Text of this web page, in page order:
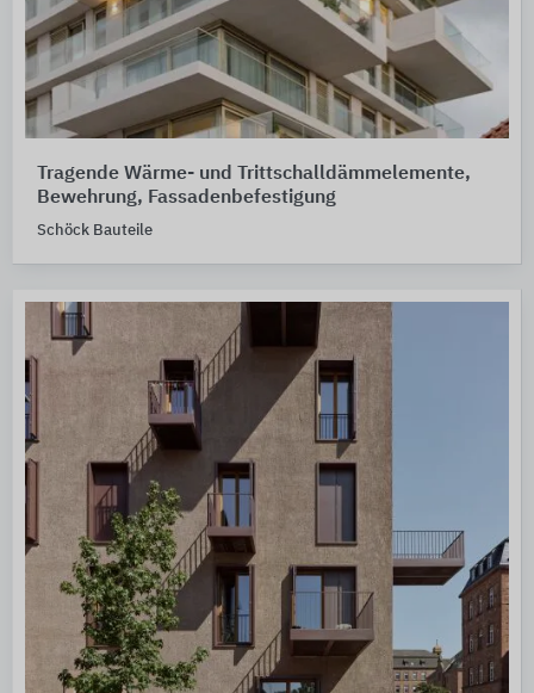
Tragende Wärme- und Trittschalldämmelemente,
Bewehrung, Fassadenbefestigung
Schöck Bauteile